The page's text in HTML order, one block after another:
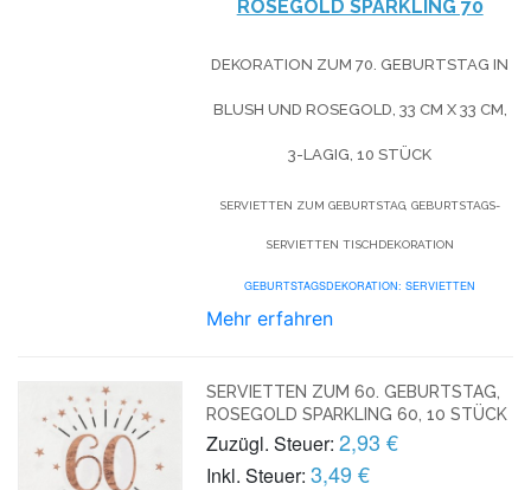
ROSEGOLD SPARKLING 70
DEKORATION ZUM 70. GEBURTSTAG IN
BLUSH UND ROSEGOLD, 33 CM X 33 CM,
3-LAGIG, 10 STÜCK
SERVIETTEN ZUM GEBURTSTAG, GEBURTSTAGS-
SERVIETTEN TISCHDEKORATION
GEBURTSTAGSDEKORATION: SERVIETTEN
Mehr erfahren
SERVIETTEN ZUM 60. GEBURTSTAG,
ROSEGOLD SPARKLING 60, 10 STÜCK
Zuzügl. Steuer: 2,93 €
Inkl. Steuer: 3,49 €